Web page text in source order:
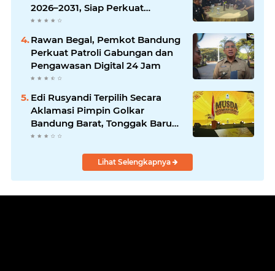
2026–2031, Siap Perkuat
Solidaritas dan Hadirkan
Program Nyata untuk
Masyarakat
Rawan Begal, Pemkot Bandung
Perkuat Patroli Gabungan dan
Pengawasan Digital 24 Jam
Edi Rusyandi Terpilih Secara
Aklamasi Pimpin Golkar
Bandung Barat, Tonggak Baru
Kepemimpinan Harmonis
Lihat Selengkapnya